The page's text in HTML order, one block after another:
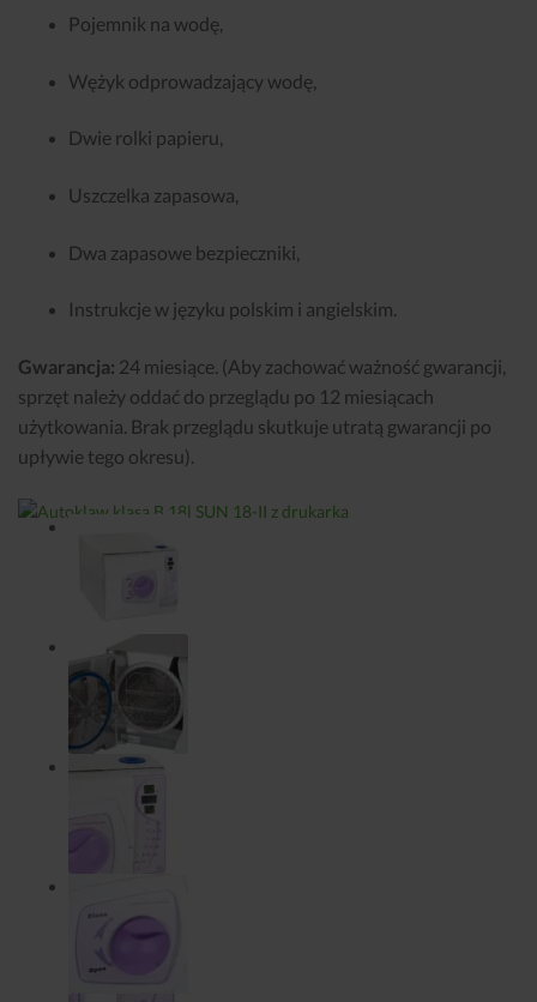
Pojemnik na wodę,
Wężyk odprowadzający wodę,
Dwie rolki papieru,
Uszczelka zapasowa,
Dwa zapasowe bezpieczniki,
Instrukcje w języku polskim i angielskim.
Gwarancja: 24 miesiące. (Aby zachować ważność gwarancji,
sprzęt należy oddać do przeglądu po 12 miesiącach
użytkowania. Brak przeglądu skutkuje utratą gwarancji po
upływie tego okresu).